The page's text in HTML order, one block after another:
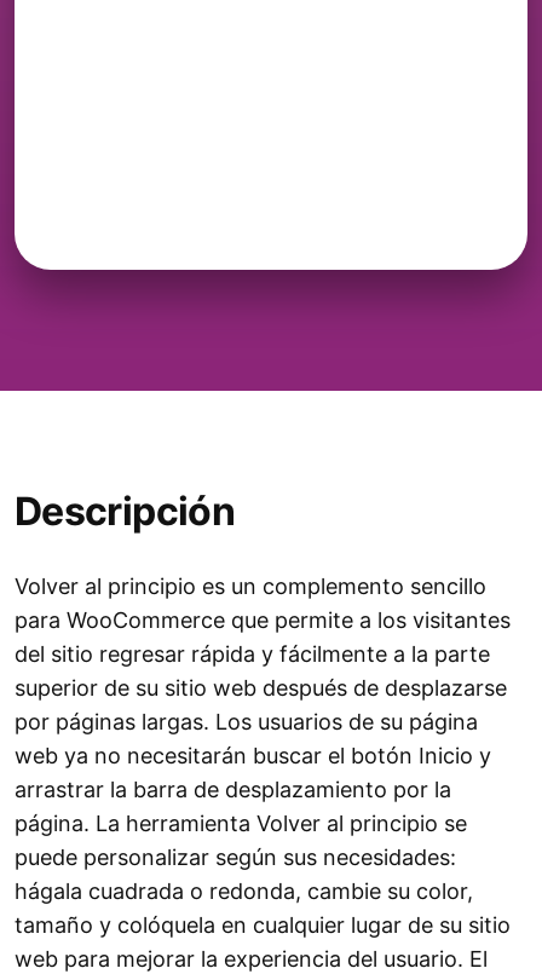
Descripción
Volver al principio es un complemento sencillo
para WooCommerce que permite a los visitantes
del sitio regresar rápida y fácilmente a la parte
superior de su sitio web después de desplazarse
por páginas largas. Los usuarios de su página
web ya no necesitarán buscar el botón Inicio y
arrastrar la barra de desplazamiento por la
página. La herramienta Volver al principio se
puede personalizar según sus necesidades:
hágala cuadrada o redonda, cambie su color,
tamaño y colóquela en cualquier lugar de su sitio
web para mejorar la experiencia del usuario. El